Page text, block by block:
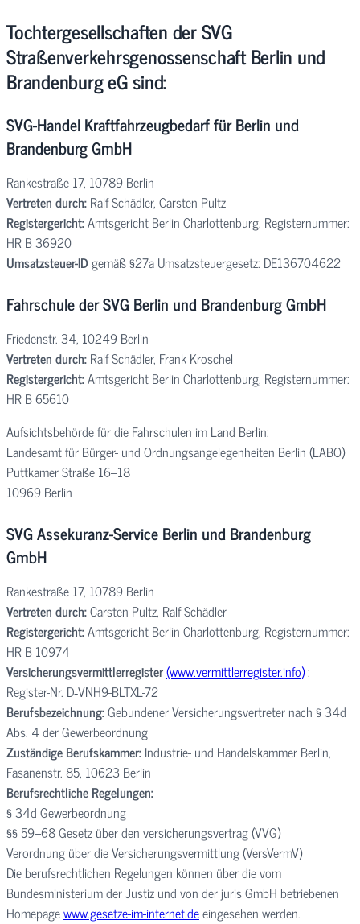
Tochtergesellschaften der SVG
Straßenverkehrsgenossenschaft Berlin und
Brandenburg eG sind:
SVG-Handel Kraftfahrzeugbedarf für Berlin und
Brandenburg GmbH
Rankestraße 17, 10789 Berlin
Vertreten durch:Ralf Schädler, Carsten Pultz
Registergericht:Amtsgericht Berlin Charlottenburg, Registernummer:
HR B 36920
Umsatzsteuer-IDgemäß §27a Umsatzsteuergesetz: DE136704622
Fahrschule der SVG Berlin und Brandenburg GmbH
Friedenstr. 34, 10249 Berlin
Vertreten durch:Ralf Schädler, Frank Kroschel
Registergericht:Amtsgericht Berlin Charlottenburg, Registernummer:
HR B 65610
Aufsichtsbehörde für die Fahrschulen im Land Berlin:
Landesamt für Bürger- und Ordnungsangelegenheiten Berlin (LABO)
Puttkamer Straße 16–18
10969 Berlin
SVG Assekuranz-Service Berlin und Brandenburg
GmbH
Rankestraße 17, 10789 Berlin
Vertreten durch:Carsten Pultz, Ralf Schädler
Registergericht:Amtsgericht Berlin Charlottenburg, Registernummer:
HR B 10974
Versicherungsvermittlerregister(www.vermittlerregister.info):
Register-Nr. D‑VNH9-BLTXL-72
Berufsbezeichnung:Gebundener Versicherungsvertreter nach § 34d
Abs. 4 der Gewerbeordnung
Zuständige Berufskammer:Industrie- und Handelskammer Berlin,
Fasanenstr. 85, 10623 Berlin
Berufsrechtliche Regelungen:
§ 34d Gewerbeordnung
§§ 59–68 Gesetz über den versicherungsvertrag (VVG)
Verordnung über die Versicherungsvermittlung (VersVermV)
Die berufsrechtlichen Regelungen können über die vom
Bundesministerium der Justiz und von der juris GmbH betriebenen
Homepagewww.gesetze-im-internet.deeingesehen werden.